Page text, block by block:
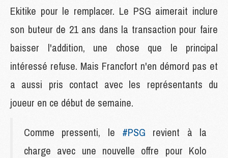
Ekitike pour le remplacer. Le PSG aimerait inclure
son buteur de 21 ans dans la transaction pour faire
baisser l'addition, une chose que le principal
intéressé refuse. Mais Francfort n'en démord pas et
a aussi pris contact avec les représentants du
joueur en ce début de semaine.
Comme pressenti, le #PSG revient à la
charge avec une nouvelle offre pour Kolo